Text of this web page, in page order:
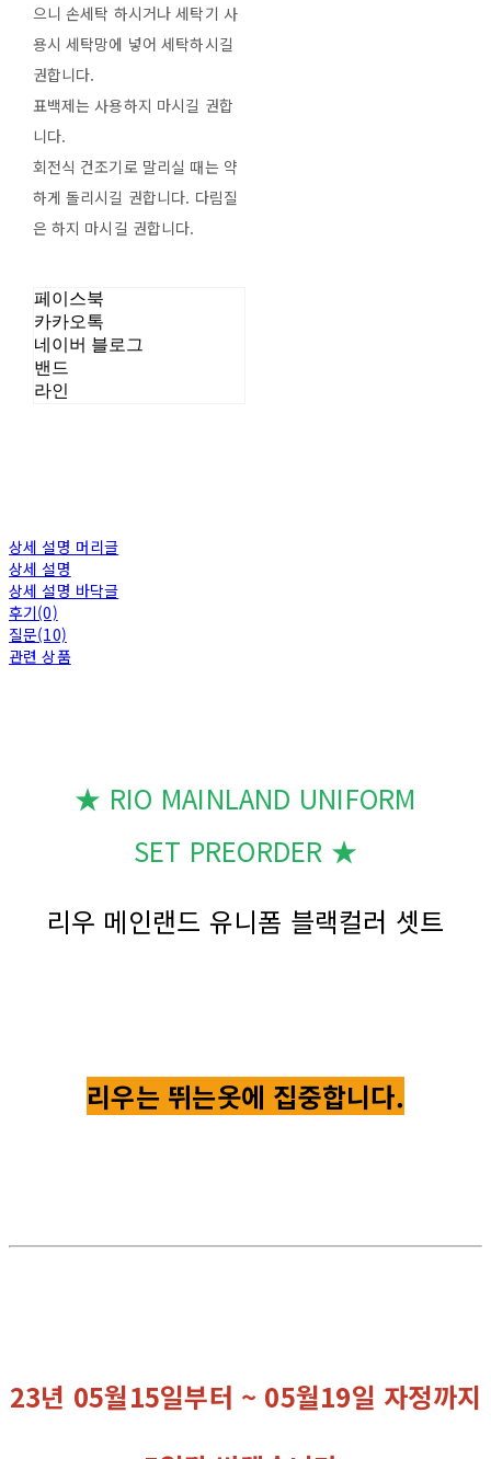
으니 손세탁 하시거나 세탁기 사
용시 세탁망에 넣어 세탁하시길
권합니다.
표백제는 사용하지 마시길 권합
니다.
회전식 건조기로 말리실 때는 약
하게 돌리시길 권합니다. 다림질
은 하지 마시길 권합니다.
페이스북
카카오톡
네이버 블로그
밴드
라인
상세 설명 머리글
상세 설명
상세 설명 바닥글
후기(0)
질문(10)
관련 상품
★ RIO MAINLAND UNIFORM
SET PREORDER ★
리우 메인랜드 유니폼 블랙컬러 셋트
리우는 뛰는옷에 집중합니다.
23년 05월15일부터 ~ 05월19일 자정까지